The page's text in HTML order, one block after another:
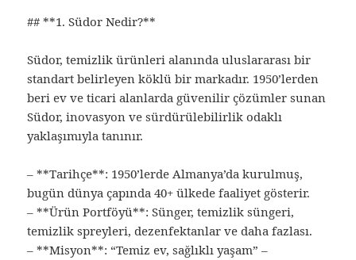
## **1. Südor Nedir?**
Südor, temizlik ürünleri alanında uluslararası bir
standart belirleyen köklü bir markadır. 1950’lerden
beri ev ve ticari alanlarda güvenilir çözümler sunan
Südor, inovasyon ve sürdürülebilirlik odaklı
yaklaşımıyla tanınır.
– **Tarihçe**: 1950’lerde Almanya’da kurulmuş,
bugün dünya çapında 40+ ülkede faaliyet gösterir.
– **Ürün Portföyü**: Sünger, temizlik süngeri,
temizlik spreyleri, dezenfektanlar ve daha fazlası.
– **Misyon**: “Temiz ev, sağlıklı yaşam” –